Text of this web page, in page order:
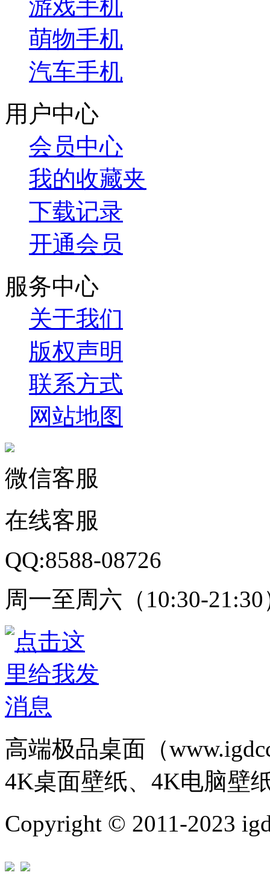
游戏手机
萌物手机
汽车手机
用户中心
会员中心
我的收藏夹
下载记录
开通会员
服务中心
关于我们
版权声明
联系方式
网站地图
微信客服
在线客服
QQ:8588-08726
周一至周六（10:30-21:30
高端极品桌面（
4K桌面壁纸、4K电脑壁
Copyright © 2011-2023